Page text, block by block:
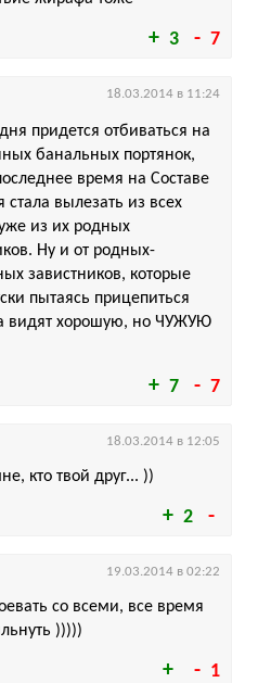
3 7
7 7
придется отбиваться на
банальных портянок,
время на Составе
стала вылезать из всех
из их родных
Ну и от родных-
завистников, которые
пытаясь прицепиться
видят хорошую, но ЧУЖУЮ
18.03.2014 в 11:24
2
кто твой друг... ))
18.03.2014 в 12:05
1
со всеми, все время
)))))
19.03.2014 в 02:22